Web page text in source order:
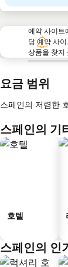
예약 사이트
당 예약 사
상품을 찾지
요금 범위
스페인의 저렴한
스페인의 기
호텔
스페인의 인